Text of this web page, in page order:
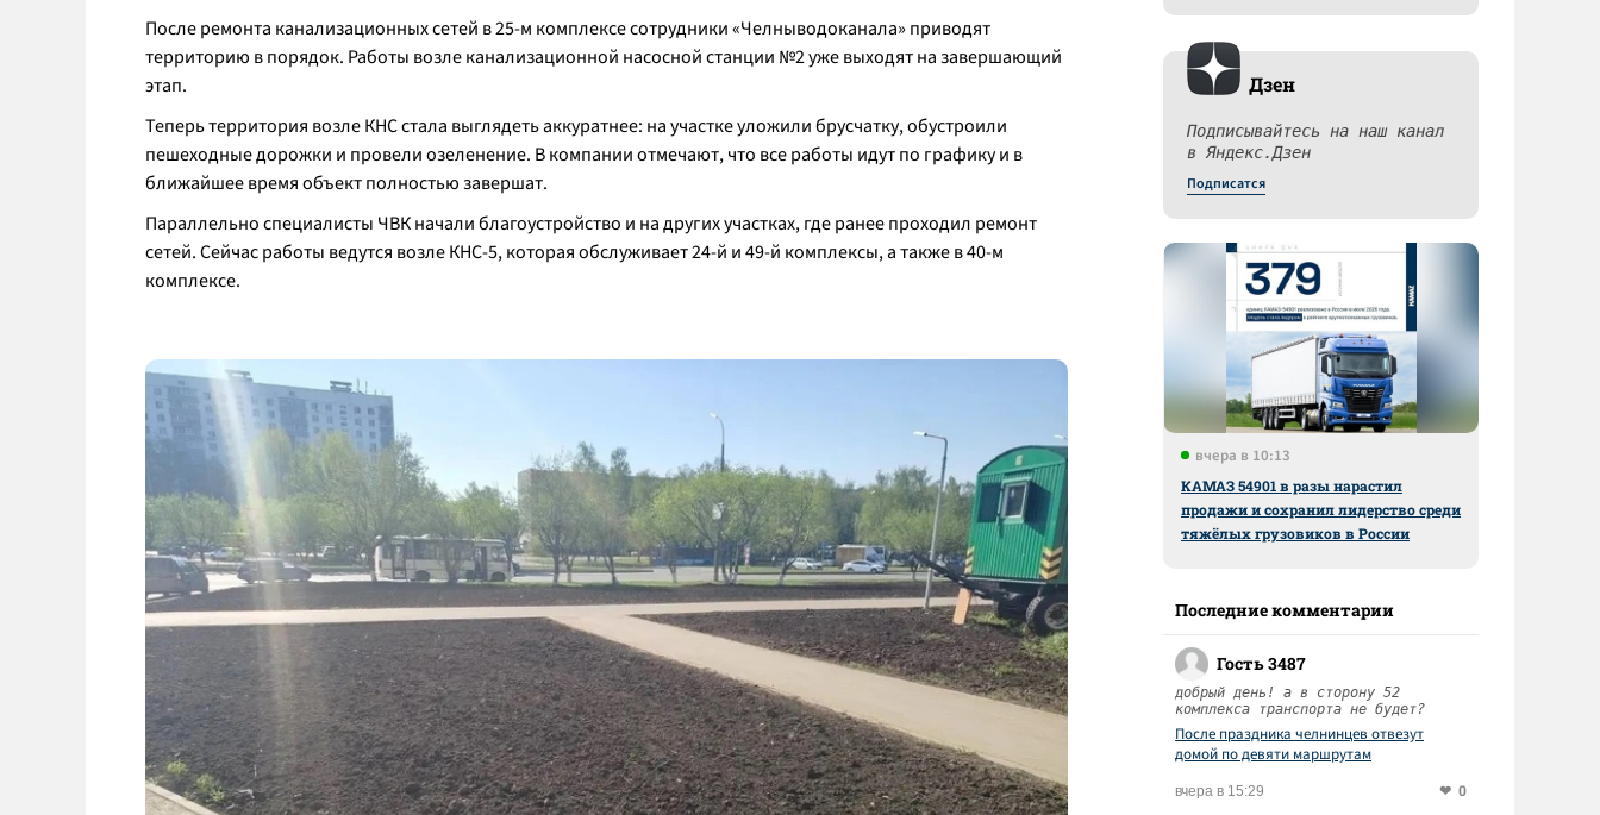
После ремонта канализационных сетей в 25-м комплексе сотрудники «Челныводоканала» приводят
территорию в порядок. Работы возле канализационной насосной станции №2 уже выходят на завершающий
этап.
Теперь территория возле КНС стала выглядеть аккуратнее: на участке уложили брусчатку, обустроили
пешеходные дорожки и провели озеленение. В компании отмечают, что все работы идут по графику и в
ближайшее время объект полностью завершат.
Параллельно специалисты ЧВК начали благоустройство и на других участках, где ранее проходил ремонт
сетей. Сейчас работы ведутся возле КНС-5, которая обслуживает 24-й и 49-й комплексы, а также в 40-м
комплексе.
Дзен
Подписывайтесь на наш канал
в Яндекс.Дзен
Подписатся
вчера в 10:13
КАМАЗ 54901 в разы нарастил
продажи и сохранил лидерство среди
тяжёлых грузовиков в России
Последние комментарии
Гость 3487
добрый день! а в сторону 52
комплекса транспорта не будет?
После праздника челнинцев отвезут
домой по девяти маршрутам
вчера в 15:29 0